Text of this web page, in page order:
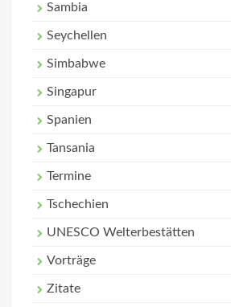
Sambia
Seychellen
Simbabwe
Singapur
Spanien
Tansania
Termine
Tschechien
UNESCO Welterbestätten
Vorträge
Zitate